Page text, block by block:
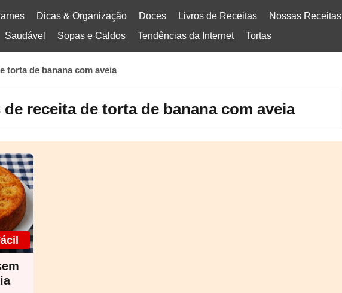
Dicas & Organização Doces Livros de Receitas Nossas Receitas
Saudável Sopas e Caldos Tendências da Internet Tortas
torta de banana com aveia
receita de torta de banana com aveia